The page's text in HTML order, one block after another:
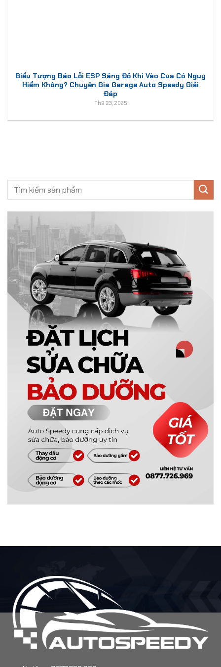
Biểu Tượng Báo Lỗi ESP Sáng Đỏ Khi Vào Cua Có Nguy
Hiểm Không? Chuyên Gia Garage Auto Speedy Giải
Đáp
Th9 23, 2025